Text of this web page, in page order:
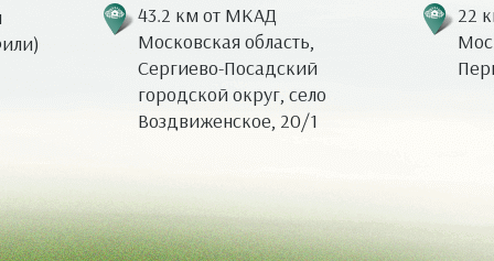
43.2 км от МКАД
Московская область,
Сергиево-Посадский
городской округ, село
Воздвиженское, 20/1
22